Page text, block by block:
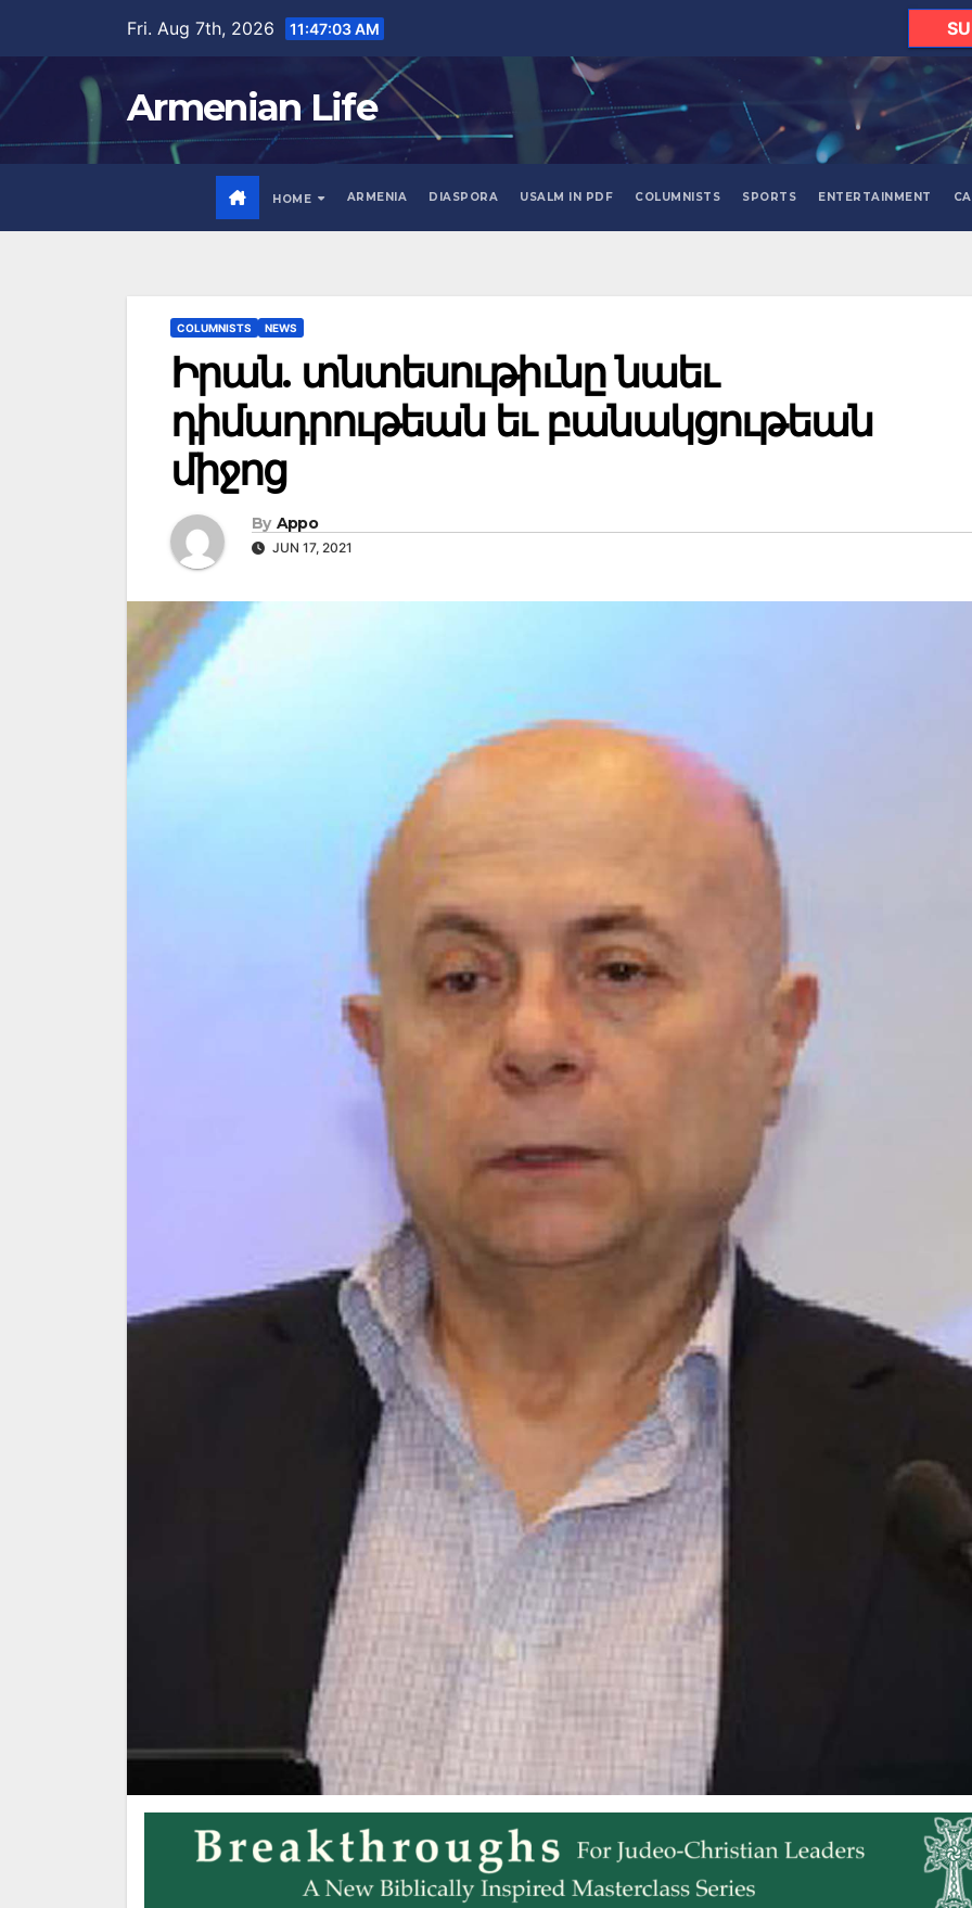
content
Fri. Aug 7th, 2026 11:47:04 AM
Armenian Life
HOME ARMENIA DIASPORA USALM IN PDF COLUMNISTS SPORTS ENTERTAINMENT
COLUMNISTS NEWS
Իրան. տնտեսութիւնը նաեւ
դիմադրութեան եւ բանակցութեան
միջոց
By Appo
JUN 17, 2021